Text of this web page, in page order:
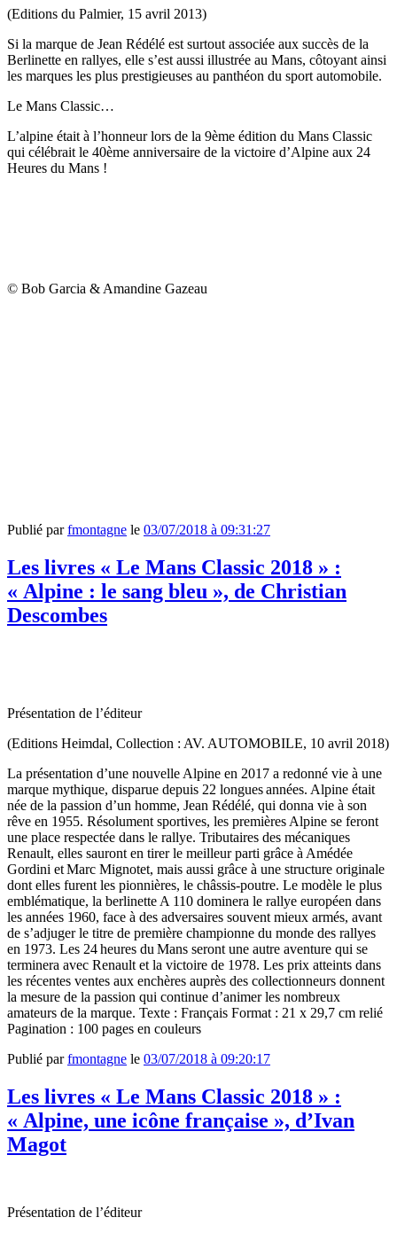
(Editions du Palmier, 15 avril 2013)
Si la marque de Jean Rédélé est surtout associée aux succès de la
Berlinette en rallyes, elle s’est aussi illustrée au Mans, côtoyant ainsi
les marques les plus prestigieuses au panthéon du sport automobile.
Le Mans Classic…
L’alpine était à l’honneur lors de la 9ème édition du Mans Classic
qui célébrait le 40ème anniversaire de la victoire d’Alpine aux 24
Heures du Mans !
© Bob Garcia & Amandine Gazeau
Publié parfmontagne le 03/07/2018 à 09:31:27
Les livres « Le Mans Classic 2018 » :
« Alpine : le sang bleu », de Christian
Descombes
Présentation de l’éditeur
(Editions Heimdal, Collection : AV. AUTOMOBILE, 10 avril 2018)
La présentation d’une nouvelle Alpine en 2017 a redonné vie à une
marque mythique, disparue depuis 22 longues années. Alpine était
née de la passion d’un homme, Jean Rédélé, qui donna vie à son
rêve en 1955. Résolument sportives, les premières Alpine se feront
une place respectée dans le rallye. Tributaires des mécaniques
Renault, elles sauront en tirer le meilleur parti grâce à Amédée
Gordini et Marc Mignotet, mais aussi grâce à une structure originale
dont elles furent les pionnières, le châssis-poutre. Le modèle le plus
emblématique, la berlinette A 110 dominera le rallye européen dans
les années 1960, face à des adversaires souvent mieux armés, avant
de s’adjuger le titre de première championne du monde des rallyes
en 1973. Les 24 heures du Mans seront une autre aventure qui se
terminera avec Renault et la victoire de 1978. Les prix atteints dans
les récentes ventes aux enchères auprès des collectionneurs donnent
la mesure de la passion qui continue d’animer les nombreux
amateurs de la marque. Texte : Français Format : 21 x 29,7 cm relié
Pagination : 100 pages en couleurs
Publié parfmontagne le 03/07/2018 à 09:20:17
Les livres « Le Mans Classic 2018 » :
« Alpine, une icône française », d’Ivan
Magot
Présentation de l’éditeur